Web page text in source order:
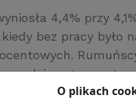
4,4% przy
bez pracy było
spadającego popytu
detalicznej.
O plikach